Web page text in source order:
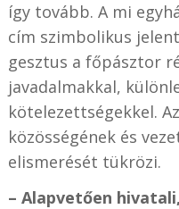
így tovább. A mi
cím szimbolikus
gesztus a főpásztor
javadalmakkal,
kötelezettségekkel.
közösségének és
elismerését tükrözi.
– Alapvetően